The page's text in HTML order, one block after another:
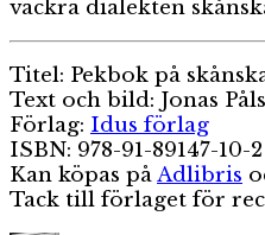
vackra dialekten
Titel: Pekbok på
Text och bild: Jonas
Förlag: Idus förlag
ISBN: 978-91-89147-10-2
Kan köpas påAdlibris
Tack till förlaget för